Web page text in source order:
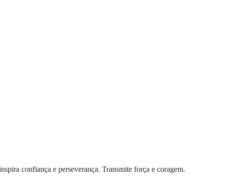
confiança e perseverança. Transmite força e coragem.